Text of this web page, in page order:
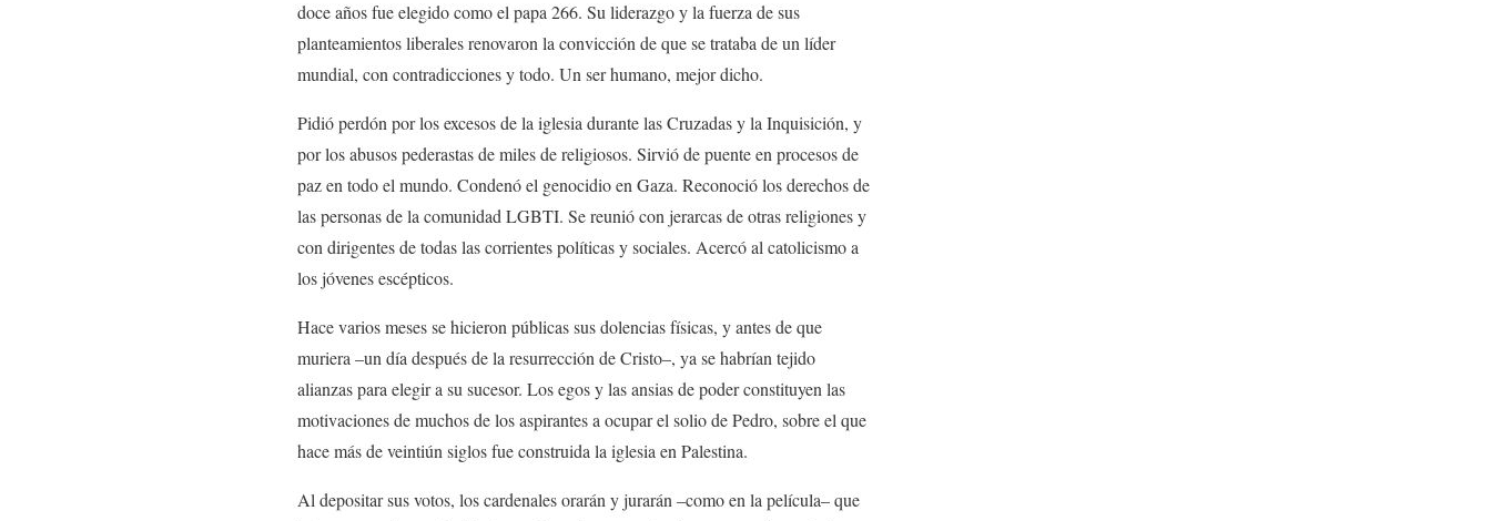
doce años fue elegido como el papa 266. Su liderazgo y la fuerza de sus
planteamientos liberales renovaron la convicción de que se trataba de un líder
mundial, con contradicciones y todo. Un ser humano, mejor dicho.
Pidió perdón por los excesos de la iglesia durante las Cruzadas y la Inquisición, y
por los abusos pederastas de miles de religiosos. Sirvió de puente en procesos de
paz en todo el mundo. Condenó el genocidio en Gaza. Reconoció los derechos de
las personas de la comunidad LGBTI. Se reunió con jerarcas de otras religiones y
con dirigentes de todas las corrientes políticas y sociales. Acercó al catolicismo a
los jóvenes escépticos.
Hace varios meses se hicieron públicas sus dolencias físicas, y antes de que
muriera –un día después de la resurrección de Cristo–, ya se habrían tejido
alianzas para elegir a su sucesor. Los egos y las ansias de poder constituyen las
motivaciones de muchos de los aspirantes a ocupar el solio de Pedro, sobre el que
hace más de veintiún siglos fue construida la iglesia en Palestina.
Al depositar sus votos, los cardenales orarán y jurarán –como en la película– que